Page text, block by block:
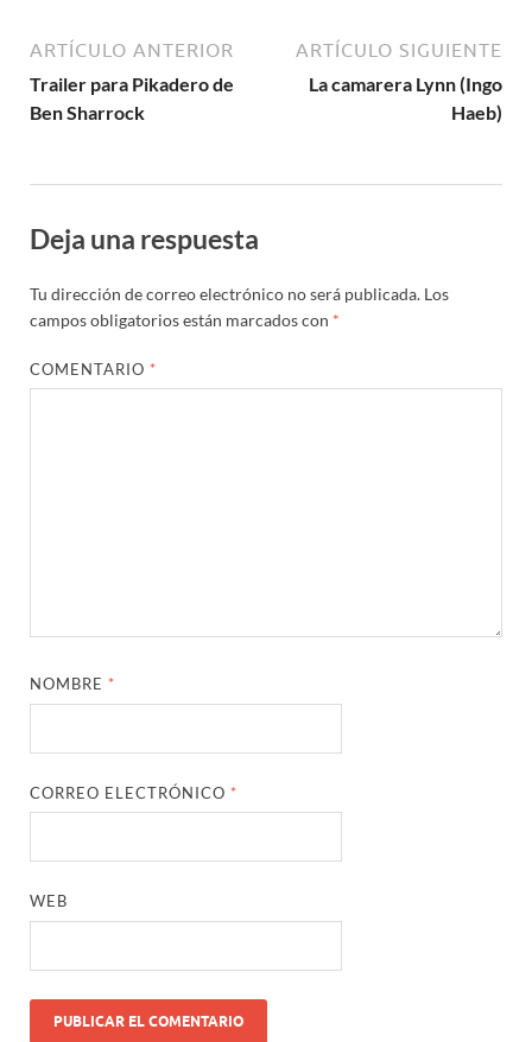
ARTÍCULO ANTERIOR
Trailer para Pikadero de
Ben Sharrock
ARTÍCULO SIGUIENTE
La camarera Lynn (Ingo
Haeb)
Deja una respuesta
Tu dirección de correo electrónico no será publicada. Los
campos obligatorios están marcados con *
COMENTARIO *
NOMBRE *
CORREO ELECTRÓNICO *
WEB